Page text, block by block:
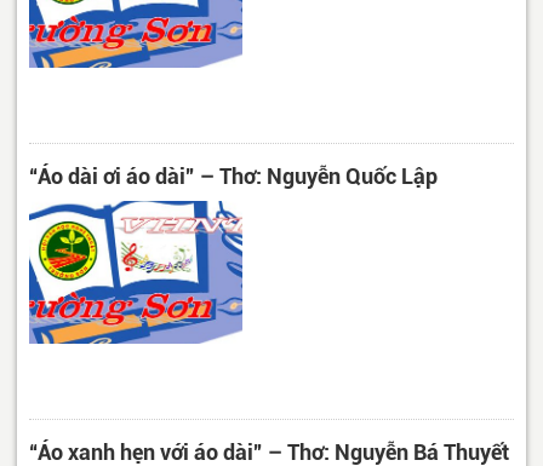
“Áo dài ơi áo dài” – Thơ: Nguyễn Quốc Lập
“Áo xanh hẹn với áo dài” – Thơ: Nguyễn Bá Thuyết